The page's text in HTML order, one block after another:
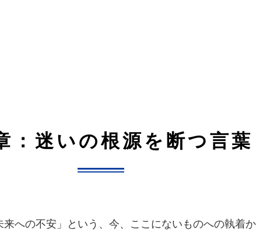
：迷いの根源を断つ言葉
への不安」という、今、ここにないものへの執着